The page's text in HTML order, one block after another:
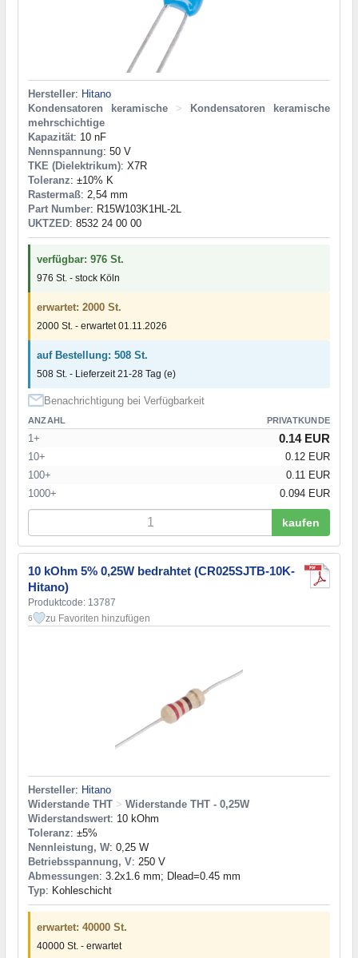
Hersteller: Hitano
Kondensatoren keramische
>
Kondensatoren keramische
mehrschichtige
Kapazität: 10 nF
Nennspannung: 50 V
TKE (Dielektrikum): X7R
Toleranz: ±10% K
Rastermaß: 2,54 mm
Part Number: R15W103K1HL-2L
UKTZED: 8532 24 00 00
verfügbar: 976 St.
976 St. - stock Köln
erwartet: 2000 St.
2000 St. - erwartet 01.11.2026
auf Bestellung: 508 St.
508 St. - Lieferzeit 21-28 Tag (e)
Benachrichtigung bei Verfügbarkeit
ANZAHL PRIVATKUNDE
1+ 0.14 EUR
10+
0.12 EUR
100+
0.11 EUR
1000+
0.094 EUR
kaufen
10 kOhm 5% 0,25W bedrahtet (CR025SJTB-10K-
Hitano)
Produktcode: 13787
6 zu Favoriten hinzufügen
Hersteller: Hitano
Widerstande THT > Widerstande THT - 0,25W
Widerstandswert: 10 kOhm
Toleranz: ±5%
Nennleistung, W: 0,25 W
Betriebsspannung, V: 250 V
Abmessungen: 3.2x1.6 mm; Dlead=0.45 mm
Typ: Kohleschicht
erwartet: 40000 St.
40000 St. - erwartet